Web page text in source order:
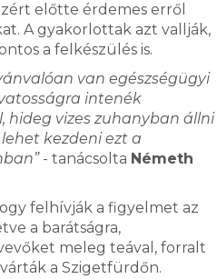
előtte érdemes erről
A gyakorlottak azt vallják,
a felkészülés is.
van egészségügyi
intenék
hideg vizes zuhanyban állni
kezdeni ezt a
- tanácsolta Németh
felhívják a figyelmet az
a barátságra,
meleg teával, forralt
a Szigetfürdőn.